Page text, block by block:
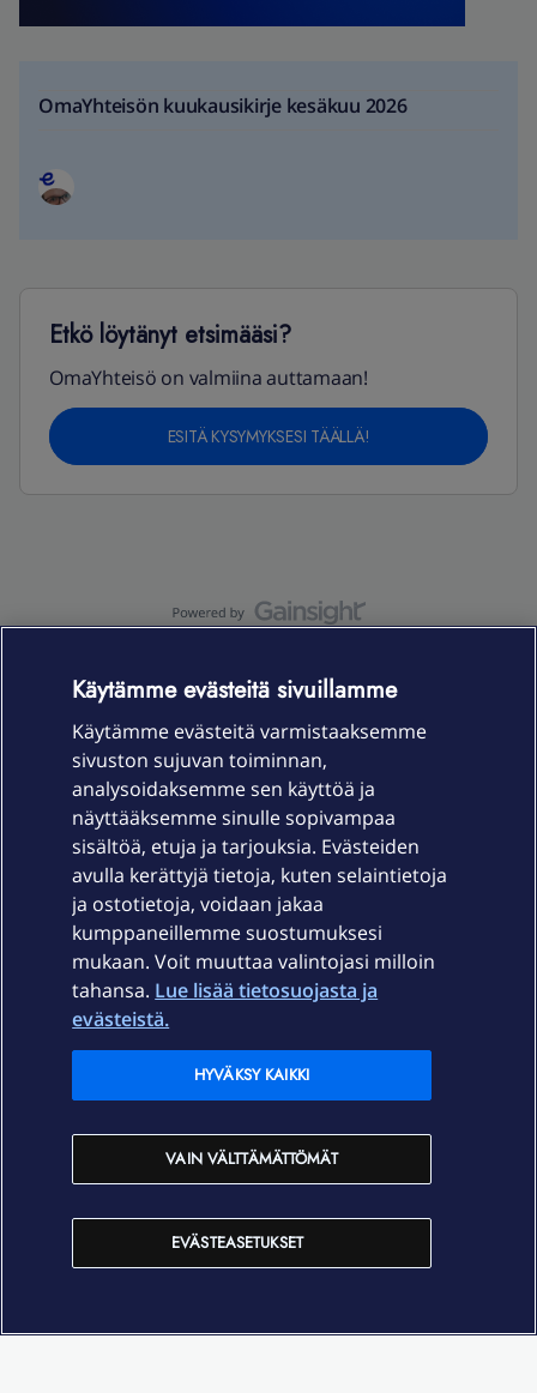
OmaYhteisön kuukausikirje kesäkuu 2026
Etkö löytänyt etsimääsi?
OmaYhteisö on valmiina auttamaan!
ESITÄ KYSYMYKSESI TÄÄLLÄ!
Laitteet & liittymät
Palvelut
Ajankohtaista
Elisa Oyj
In English
Käytämme evästeitä sivuillamme
Käytämme evästeitä varmistaaksemme
sivuston sujuvan toiminnan,
analysoidaksemme sen käyttöä ja
näyttääksemme sinulle sopivampaa
sisältöä, etuja ja tarjouksia. Evästeiden
avulla kerättyjä tietoja, kuten selaintietoja
ja ostotietoja, voidaan jakaa
kumppaneillemme suostumuksesi
mukaan. Voit muuttaa valintojasi milloin
tahansa. Lue lisää tietosuojasta ja
evästeistä.
EVÄSTEASETUKSET
VAIN VÄLTTÄMÄTTÖMÄT
HYVÄKSY KAIKKI